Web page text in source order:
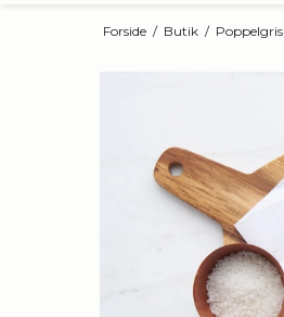
Forside / Butik / Poppelgris